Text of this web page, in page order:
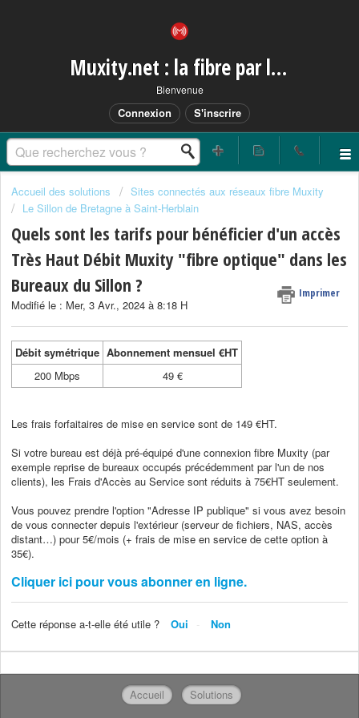
Muxity.net : la fibre par les airs
Bienvenue
Connexion S'inscrire
Accueil des solutions
Sites connectés aux réseaux fibre Muxity
Le Sillon de Bretagne à Saint-Herblain
Quels sont les tarifs pour bénéficier d'un accès
Très Haut Débit Muxity "fibre optique" dans les
Bureaux du Sillon ?
Imprimer
Modifié le : Mer, 3 Avr., 2024 à 8:18 H
Débit symétrique Abonnement mensuel €HT
200 Mbps
49 €
Les frais forfaitaires de mise en service sont de 149 €HT.
Si votre bureau est déjà pré-équipé d'une connexion fibre Muxity (par
exemple reprise de bureaux occupés précédemment par l'un de nos
clients), les Frais d'Accès au Service sont réduits à 75€HT seulement.
Vous pouvez prendre l'option "Adresse IP publique" si vous avez besoin
de vous connecter depuis l'extérieur (serveur de fichiers, NAS, accès
distant…) pour 5€/mois (+ frais de mise en service de cette option à
35€).
Cliquer ici pour vous abonner en ligne.
Cette réponse a-t-elle été utile ? Oui Non
Accueil Solutions